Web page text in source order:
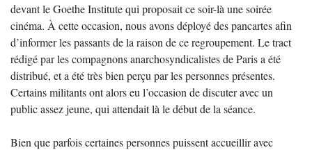
devant le Goethe Institute qui proposait ce soir-là une soirée
cinéma. À cette occasion, nous avons déployé des pancartes afin
d’informer les passants de la raison de ce regroupement. Le tract
rédigé par les compagnons anarchosyndicalistes de Paris a été
distribué, et a été très bien perçu par les personnes présentes.
Certains militants ont alors eu l’occasion de discuter avec un
public assez jeune, qui attendait là le début de la séance.
Bien que parfois certaines personnes puissent accueillir avec